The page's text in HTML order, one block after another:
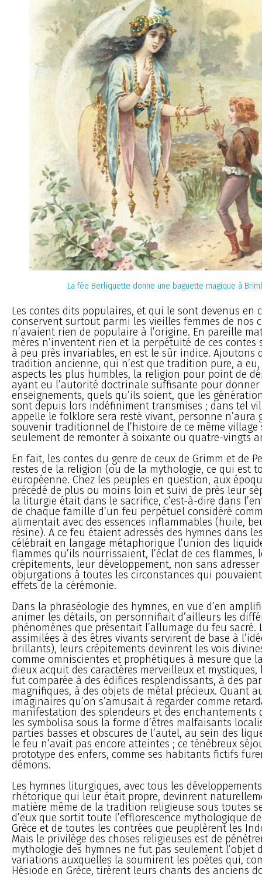
La fée Berliquette donne une baguette magique à
Les contes dits populaires, et qui le sont devenus en
conservent surtout parmi les vieilles femmes de nos
n’avaient rien de populaire à l’origine. En pareille
mères n’inventent rien et la perpétuité de ces contes
à peu près invariables, en est le sûr indice. Ajoutons
tradition ancienne, qui n’est que tradition pure, a eu,
aspects les plus humbles, la religion pour point de
ayant eu l’autorité doctrinale suffisante pour
enseignements, quels qu’ils soient, que les
sont depuis lors indéfiniment transmises ; dans tel
appelle le folklore sera resté vivant, personne n’aura
souvenir traditionnel de l’histoire de ce même village
seulement de remonter à soixante ou quatre-vingts
En fait, les contes du genre de ceux de Grimm et de
restes de la religion (ou de la mythologie, ce qui est
européenne. Chez les peuples en question, aux
précédé de plus ou moins loin et suivi de près leur
la liturgie était dans le sacrifice, c’est-à-dire dans
de chaque famille d’un feu perpétuel considéré
alimentait avec des essences inflammables (huile,
résine). A ce feu étaient adressés des hymnes dans
célébrait en langage métaphorique l’union des
flammes qu’ils nourrissaient, l’éclat de ces flammes,
crépitements, leur développement, non sans adresser
objurgations à toutes les circonstances qui
effets de la cérémonie.
Dans la phraséologie des hymnes, en vue d’en
animer les détails, on personnifiait d’ailleurs les
phénomènes que présentait l’allumage du feu sacré.
assimilées à des êtres vivants servirent de base à
brillants), leurs crépitements devinrent les vois
comme omniscientes et prophétiques à mesure que
dieux acquit des caractères merveilleux et
fut comparée à des édifices resplendissants, à des
magnifiques, à des objets de métal précieux. Quant
imaginaires qu’on s’amusait à regarder comme
manifestation des splendeurs et des enchantements
les symbolisa sous la forme d’êtres malfaisants
parties basses et obscures de l’autel, au sein des
le feu n’avait pas encore atteintes ; ce ténébreux
prototype des enfers, comme ses habitants fictifs
démons.
Les hymnes liturgiques, avec tous les
rhétorique qui leur était propre, devinrent
matière même de la tradition religieuse sous toutes
d’eux que sortit toute l’efflorescence mythologique
Grèce et de toutes les contrées que peuplèrent les
Mais le privilège des choses religieuses est de
mythologie des hymnes ne fut pas seulement l’objet
variations auxquelles la soumirent les poètes qui,
Hésiode en Grèce, tirèrent leurs chants des anciens